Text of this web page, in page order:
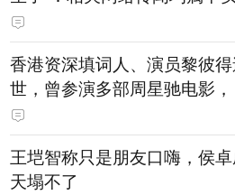
息，已委托律师对相关不实信
发布者及传播者进行证据保全
香港资深填词人、演员黎彼
世，曾参演多部周星驰电影
神到》由他填词
王垲智称只是朋友口嗨，侯
天塌不了